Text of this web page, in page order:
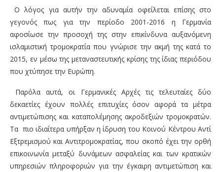
Ο λόγος για αυτήν την αδυναμία οφείλεται επίσης στο
γεγονός πως για την περίοδο 2001-2016 η Γερμανία
αφοσίωσε την προσοχή της στην επικίνδυνα αυξανόμενη
ισλαμιστική τρομοκρατία που γνώρισε την ακμή της κατά το
2015, εν μέσω της μεταναστευτικής κρίσης της ίδιας περιόδου
που χτύπησε την Ευρώπη.
Παρόλα αυτά, οι Γερμανικές Αρχές τις τελευταίες δύο
δεκαετίες έχουν πολλές επιτυχίες όσον αφορά τα μέτρα
αντιμετώπισης και καταπολέμησης ακροδεξιών τρομοκρατών.
Τα πιο ιδιαίτερα υπήρξαν η ίδρυση του Κοινού Κέντρου Αντί
Εξτρεμισμού και Αντιτρομοκρατίας, που σκοπό έχει την ορθή
επικοινωνία μεταξύ δυνάμεων ασφαλείας και των κρατικών
υπηρεσιών πληροφοριών για την έγκαιρη αντιμετώπιση και